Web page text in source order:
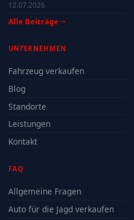
12.07.2026
Alle Beiträge
UNTERNEHMEN
Fahrzeug verkaufen
Blog
Standorte
Leistungen
Kontakt
FAQ
Allgemeine Fragen
Auto für die Jagd verkaufen